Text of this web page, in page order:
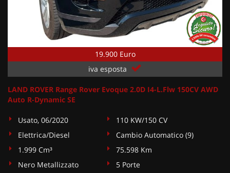
19.900 Euro
iva esposta
LAND ROVER Range Rover Evoque 2.0D I4-L.Flw 150CV AWD
Auto R-Dynamic SE
Usato, 06/2020
110 KW/150 CV
Elettrica/Diesel
Cambio Automatico (9)
1.999 Cm³
75.598 Km
Nero Metallizzato
5 Porte